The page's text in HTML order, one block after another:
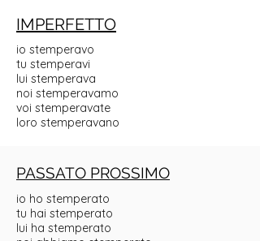
IMPERFETTO
io stemperavo
tu stemperavi
lui stemperava
noi stemperavamo
voi stemperavate
loro stemperavano
PASSATO PROSSIMO
io ho stemperato
tu hai stemperato
lui ha stemperato